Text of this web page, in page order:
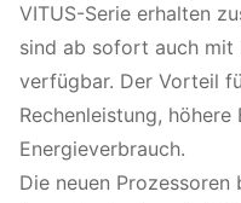
VITUS-Serie erhalten
sind ab sofort auch mit
verfügbar. Der Vorteil
Rechenleistung,
Energieverbrauch.
Die neuen